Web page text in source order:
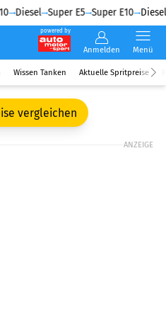
Diesel Super E5 Super E10 Diesel
powered by
Anmelden Menü
Wissen Tanken Aktuelle Spritpreise
vergleichen
ANZEIGE